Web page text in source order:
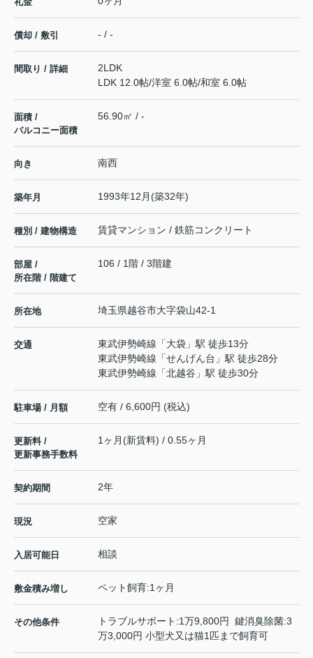
償却 / 敷引 - / -
間取り / 詳細
2LDK
LDK 12.0帖/洋室 6.0帖/和室 6.0帖
面積 /
バルコニー面積
56.90㎡ / -
向き 南西
築年月 1993年12月(築32年)
種別 / 建物構造 賃貸マンション / 鉄筋コンクリート
部屋 /
所在階 / 階建て
106 / 1階 / 3階建
所在地 埼玉県越谷市大字袋山42-1
交通 東武伊勢崎線 「大袋 」駅 徒歩13分
東武伊勢崎線 「せんげん台 」駅 徒歩28分
東武伊勢崎線 「北越谷 」駅 徒歩30分
駐車場 / 月額 空有 / 6,600円 (税込)
更新料 /
更新事務手数料
1ヶ月(新賃料) / 0.55ヶ月
契約期間 2年
現況 空家
入居可能日 相談
敷金積み増し ペット飼育:1ヶ月
その他条件
トラブルサポート:1万9,800円 鍵消臭除菌:3
万3,000円 小型犬又は猫1匹まで飼育可